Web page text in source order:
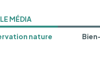
LE MÉDIA
nature